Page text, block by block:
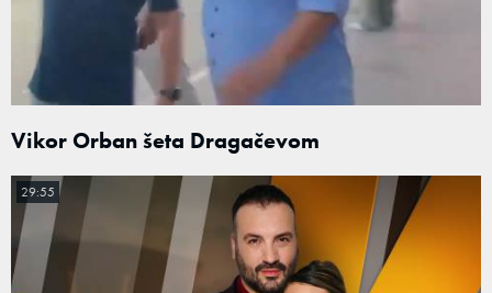
Vikor Orban šeta Dragačevom
29:55